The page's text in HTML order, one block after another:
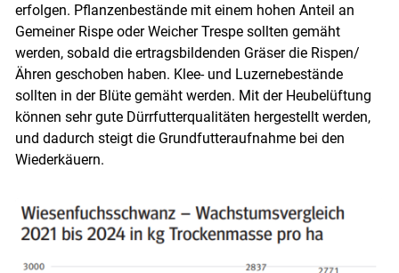
erfolgen. Pflanzenbestände mit einem hohen Anteil an
Gemeiner Rispe oder Weicher Trespe sollten gemäht
werden, sobald die ­ertragsbildenden Gräser die Rispen/​
Ähren geschoben haben. Klee- und Luzernebestände
sollten in der Blüte gemäht werden. Mit der Heubelüftung
können sehr gute Dürrfutterqualitäten hergestellt werden,
und dadurch steigt die Grundfutteraufnahme bei den
Wiederkäuern.